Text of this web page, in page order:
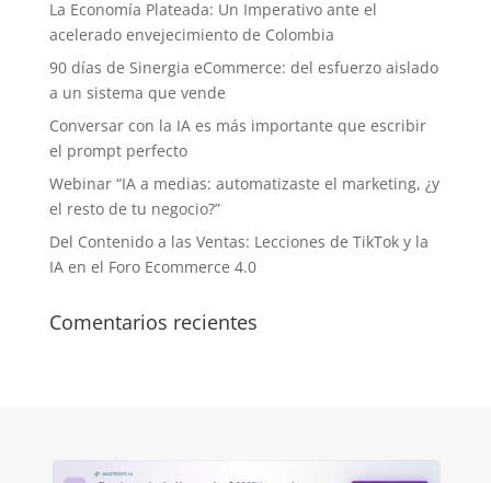
La Economía Plateada: Un Imperativo ante el
acelerado envejecimiento de Colombia
90 días de Sinergia eCommerce: del esfuerzo aislado
a un sistema que vende
Conversar con la IA es más importante que escribir
el prompt perfecto
Webinar “IA a medias: automatizaste el marketing, ¿y
el resto de tu negocio?”
Del Contenido a las Ventas: Lecciones de TikTok y la
IA en el Foro Ecommerce 4.0
Comentarios recientes